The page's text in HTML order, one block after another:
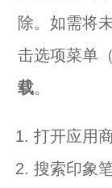
除。如需将
击选项菜单
载。
打开应用
搜索印象